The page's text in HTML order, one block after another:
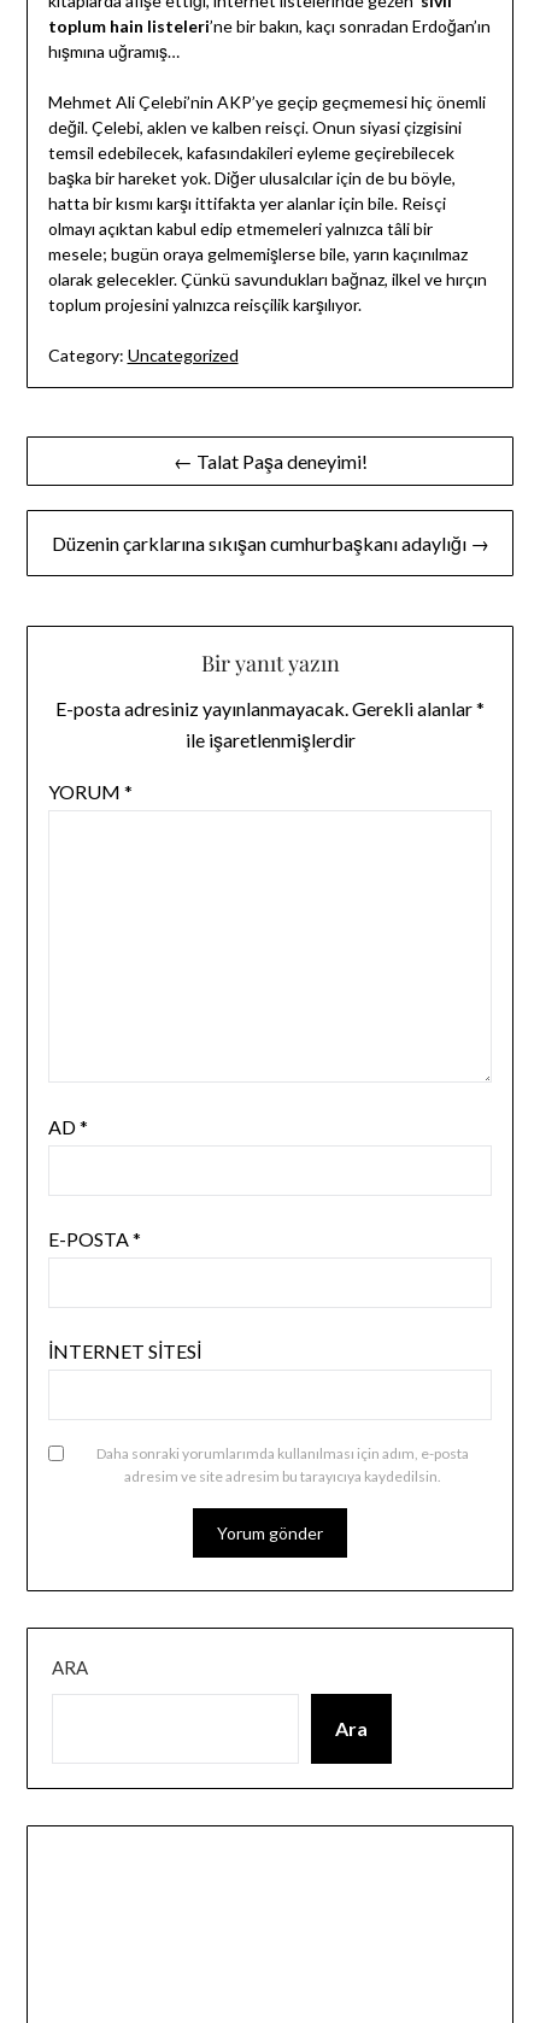
toplum hain listeleri’ne bir bakın, kaçı sonradan Erdoğan’ın
hışmına uğramış…
Mehmet Ali Çelebi’nin AKP’ye geçip geçmemesi hiç önemli
değil. Çelebi, aklen ve kalben reisçi. Onun siyasi çizgisini
temsil edebilecek, kafasındakileri eyleme geçirebilecek
başka bir hareket yok. Diğer ulusalcılar için de bu böyle,
hatta bir kısmı karşı ittifakta yer alanlar için bile. Reisçi
olmayı açıktan kabul edip etmemeleri yalnızca tâli bir
mesele; bugün oraya gelmemişlerse bile, yarın kaçınılmaz
olarak gelecekler. Çünkü savundukları bağnaz, ilkel ve hırçın
toplum projesini yalnızca reisçilik karşılıyor.
Category: Uncategorized
Yazı
gezinmesi
← Talat Paşa deneyimi!
Düzenin çarklarına sıkışan cumhurbaşkanı adaylığı →
Bir yanıt yazın
E-posta adresiniz yayınlanmayacak.Gerekli alanlar*
ile işaretlenmişlerdir
YORUM *
AD*
E-POSTA*
İNTERNET SITESI
Daha sonraki yorumlarımda kullanılması için adım, e-posta
adresim ve site adresim bu tarayıcıya kaydedilsin.
ARA
Ara